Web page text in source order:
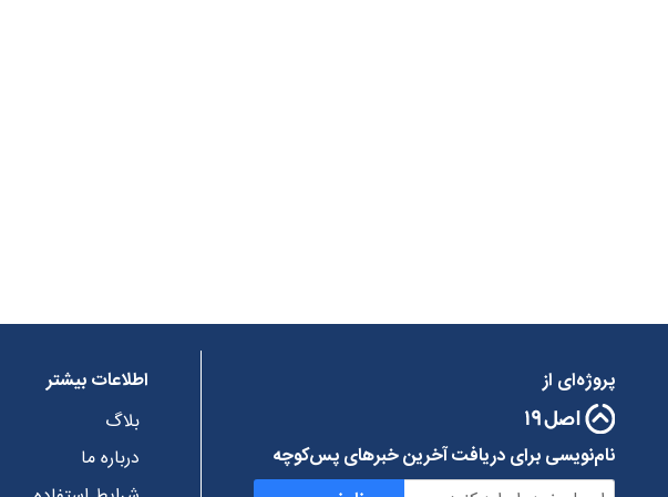
پروژه‌ای از
نام‌نویسی برای دریافت آخرین خبرهای پس‌کوچه
اطلاعات بیشتر
بلاگ
درباره ما